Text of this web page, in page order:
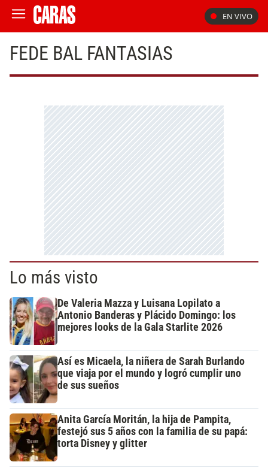
EN VIVO
FEDE BAL FANTASIAS
Lo más visto
De Valeria Mazza y Luisana Lopilato a
Antonio Banderas y Plácido Domingo: los
mejores looks de la Gala Starlite 2026
Así es Micaela, la niñera de Sarah Burlando
que viaja por el mundo y logró cumplir uno
de sus sueños
Anita García Moritán, la hija de Pampita,
festejó sus 5 años con la familia de su papá:
torta Disney y glitter